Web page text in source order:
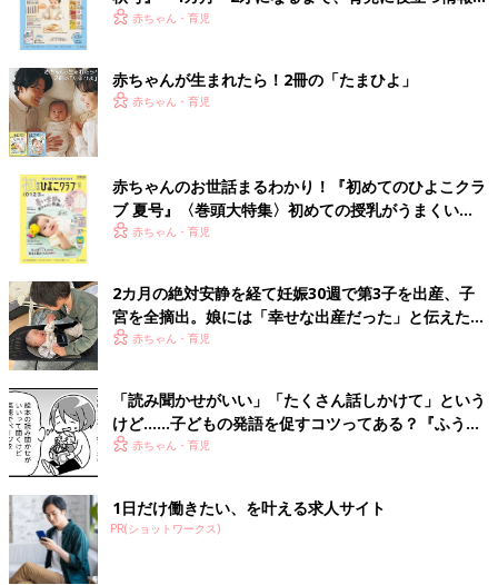
いっぱい！
赤ちゃん・育児
赤ちゃんが生まれたら！2冊の「たまひよ」
赤ちゃん・育児
赤ちゃんのお世話まるわかり！『初めてのひよこクラ
ブ 夏号』〈巻頭大特集〉初めての授乳がうまくい
く！ おっぱい・ミルクの基本と夏のトラブル 解決テ
赤ちゃん・育児
2カ月の絶対安静を経て妊娠30週で第3子を出産、子
宮を全摘出。娘には「幸せな出産だった」と伝えたい
【極低出生体重児】
赤ちゃん・育児
「読み聞かせがいい」「たくさん話しかけて」という
けど……子どもの発語を促すコツってある？『ふうふ
う子育て ＃64』
赤ちゃん・育児
1日だけ働きたい、を叶える求人サイト
PR(ショットワークス)